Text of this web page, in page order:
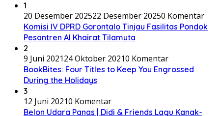
1
20 Desember 202522 Desember 20250 Komentar
Komisi IV DPRD Gorontalo Tinjau Fasilitas Pondok
Pesantren Al Khairat Tilamuta
2
9 Juni 202124 Oktober 20210 Komentar
BookBites: Four Titles to Keep You Engrossed
During the Holidays
3
12 Juni 20210 Komentar
Belon Udara Panas | Didi & Friends Lagu Kanak-